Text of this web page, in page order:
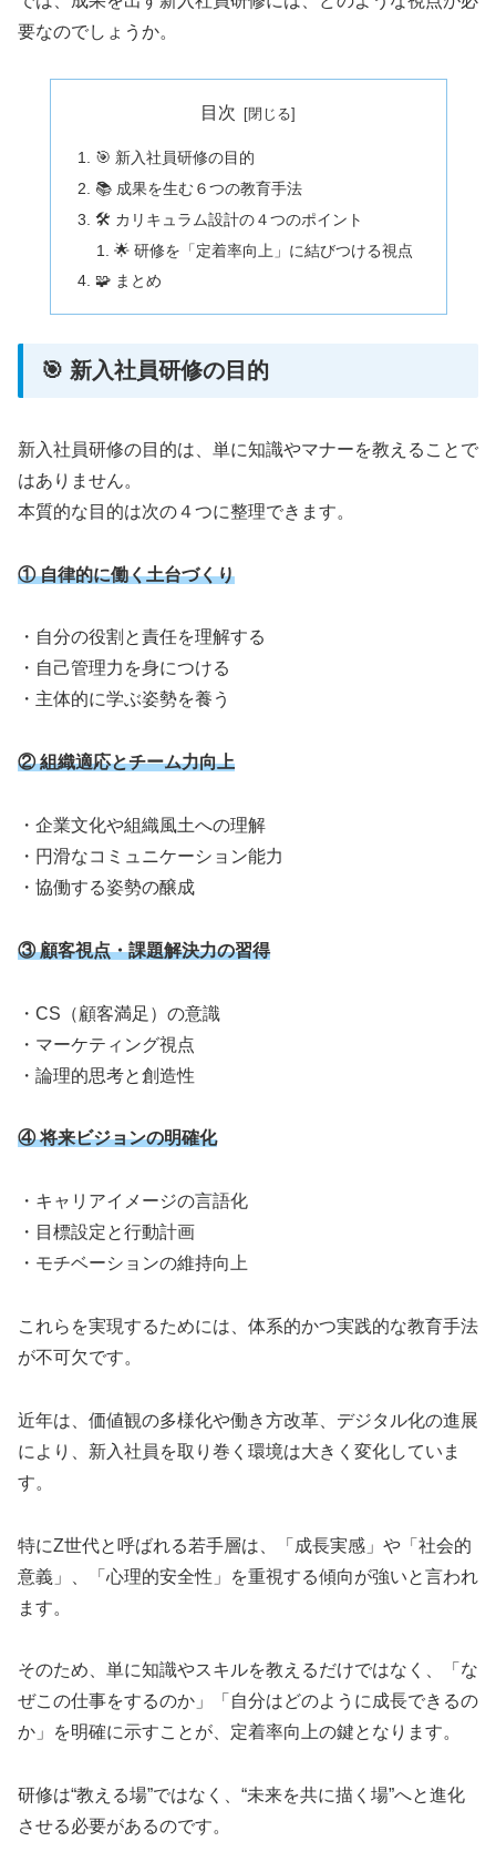
要なのでしょうか。
目次
🎯 新入社員研修の目的
📚 成果を生む６つの教育手法
🛠 カリキュラム設計の４つのポイント
🌟 研修を「定着率向上」に結びつける視点
🧩 まとめ
🎯 新入社員研修の目的
新入社員研修の目的は、単に知識やマナーを教えることで
はありません。
本質的な目的は次の４つに整理できます。
① 自律的に働く土台づくり
・自分の役割と責任を理解する
・自己管理力を身につける
・主体的に学ぶ姿勢を養う
② 組織適応とチーム力向上
・企業文化や組織風土への理解
・円滑なコミュニケーション能力
・協働する姿勢の醸成
③ 顧客視点・課題解決力の習得
・CS（顧客満足）の意識
・マーケティング視点
・論理的思考と創造性
④ 将来ビジョンの明確化
・キャリアイメージの言語化
・目標設定と行動計画
・モチベーションの維持向上
これらを実現するためには、体系的かつ実践的な教育手法
が不可欠です。
近年は、価値観の多様化や働き方改革、デジタル化の進展
により、新入社員を取り巻く環境は大きく変化していま
す。
特にZ世代と呼ばれる若手層は、「成長実感」や「社会的
意義」、「心理的安全性」を重視する傾向が強いと言われ
ます。
そのため、単に知識やスキルを教えるだけではなく、「な
ぜこの仕事をするのか」「自分はどのように成長できるの
か」を明確に示すことが、定着率向上の鍵となります。
研修は“教える場”ではなく、“未来を共に描く場”へと進化
させる必要があるのです。